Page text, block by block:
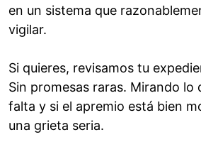
en un sistema que
vigilar.
Si quieres, revisamos tu
Sin promesas raras. Mirando lo
falta y si el apremio está bien
una grieta seria.